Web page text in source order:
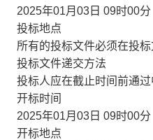
2025年01月03日 09时00分
投标地点
所有的投标文件必须在投
投标文件递交方法
投标人应在截止时间前通
开标时间
2025年01月03日 09时00分
开标地点